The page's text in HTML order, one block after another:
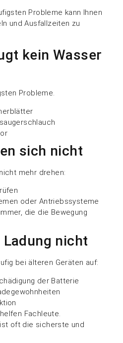
Probleme kann Ihnen
und Ausfallzeiten zu
kein Wasser
Probleme.
sich nicht
mehr drehen:
oder Antriebssysteme
die die Bewegung
nicht
bei älteren Geräten auf:
der Batterie
Fachleute.
ist oft die sicherste und